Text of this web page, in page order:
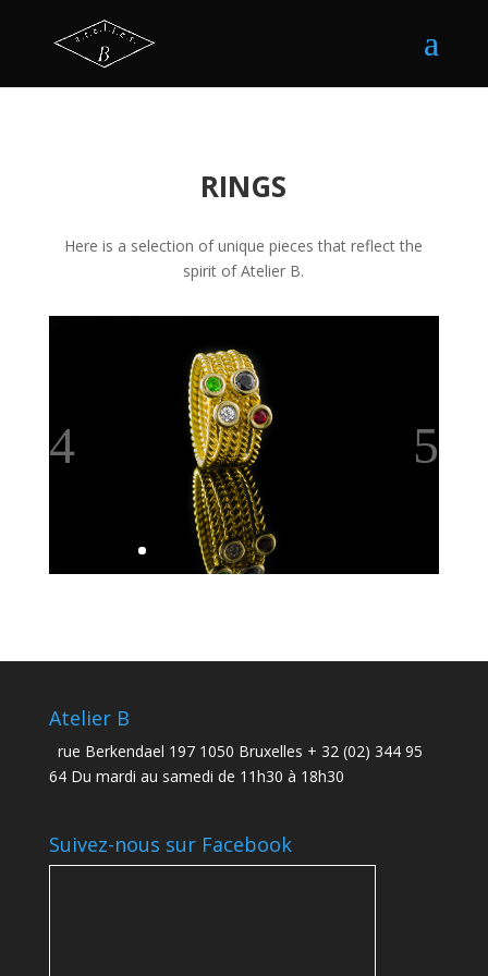
RINGS
Here is a selection of unique pieces that reflect the
spirit of Atelier B.
Atelier B
rue Berkendael 197 1050 Bruxelles + 32 (02) 344 95
64 Du mardi au samedi de 11h30 à 18h30
Suivez-nous sur Facebook